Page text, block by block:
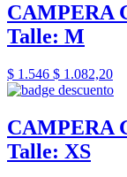
CAMPERA
Talle: M
$ 1.546 $ 1.082,20
CAMPERA
Talle: XS